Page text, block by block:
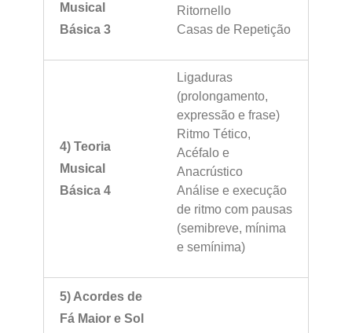
Musical
Básica 3
Ritornello
Casas de Repetição
4) Teoria
Musical
Básica 4
Ligaduras
(prolongamento,
expressão e frase)
Ritmo Tético,
Acéfalo e
Anacrústico
Análise e execução
de ritmo com pausas
(semibreve, mínima
e semínima)
5) Acordes de
Fá Maior e Sol